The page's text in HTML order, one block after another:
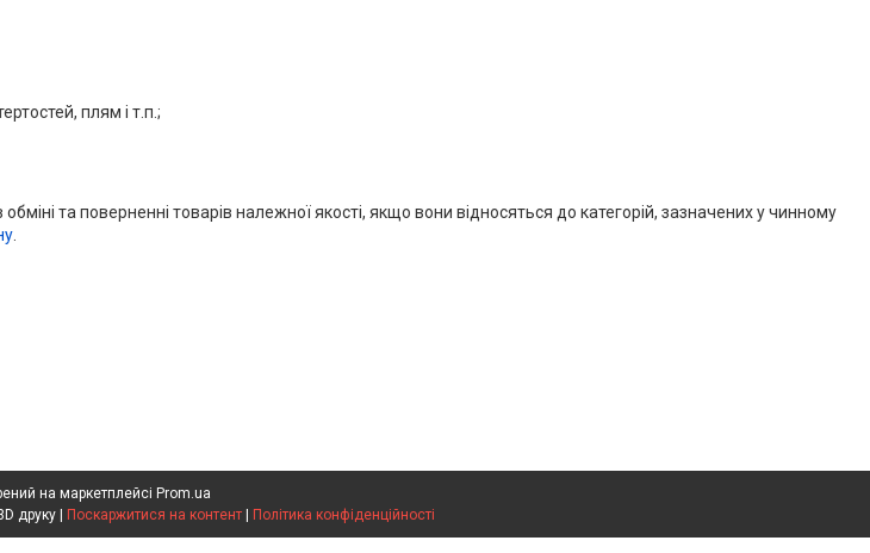
плям і т.п.;
та поверненні товарів належної якості, якщо вони відносяться до категорій, зазначених у чинному
на маркетплейсі Prom.ua
Поскаржитися на контент Політика конфіденційності